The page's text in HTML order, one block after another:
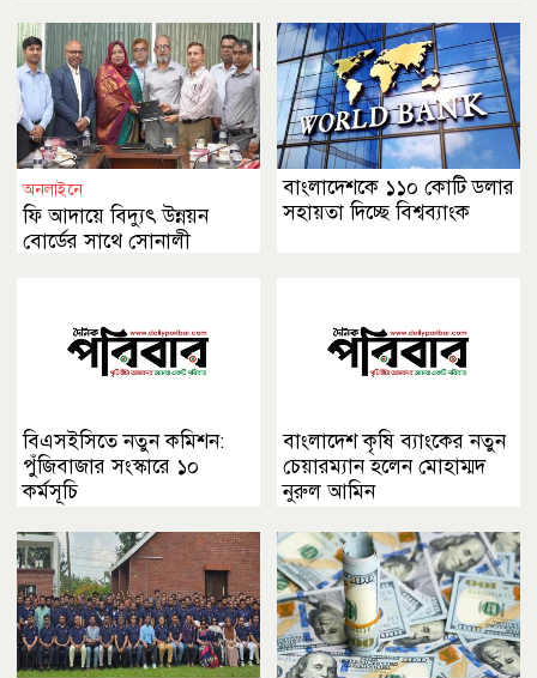
অনলাইনে
ফি আদায়ে বিদ্যুৎ উন্নয়ন
বোর্ডের সাথে সোনালী
বাংলাদেশকে ১১০ কোটি ডলার
সহায়তা দিচ্ছে বিশ্বব্যাংক
বিএসইসিতে নতুন কমিশন:
পুঁজিবাজার সংস্কারে ১০
কর্মসূচি
বাংলাদেশ কৃষি ব্যাংকের নতুন
চেয়ারম্যান হলেন মোহাম্মদ
নুরুল আমিন